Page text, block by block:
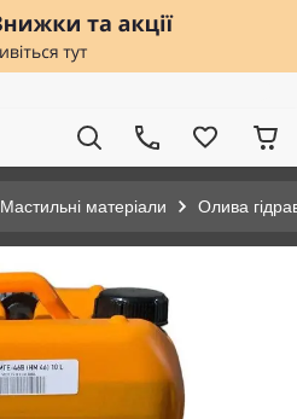
Мастильні матеріали Олива